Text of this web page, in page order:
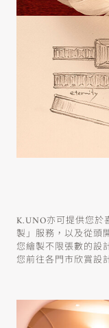
K.UNO亦可提供您於
製」服務，以及從頭
您繪製不限張數的設
您前往各門市欣賞設